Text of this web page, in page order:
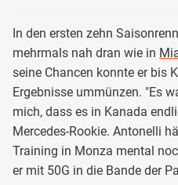
In den ersten zehn
mehrmals nah dran wie in
seine Chancen konnte er bis
Ergebnisse ummünzen. "Es
mich, dass es in Kanada
Mercedes-Rookie. Antonelli
Training in Monza mental
er mit 50G in die Bande der